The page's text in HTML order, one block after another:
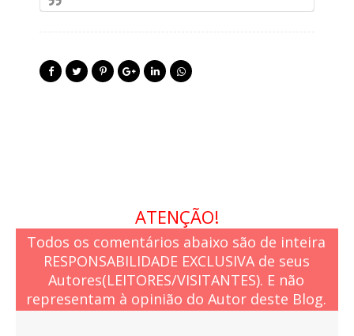
ATENÇÃO!
Todos os comentários abaixo são de inteira
RESPONSABILIDADE EXCLUSIVA de seus
Autores(LEITORES/VISITANTES). E não
representam à opinião do Autor deste Blog.